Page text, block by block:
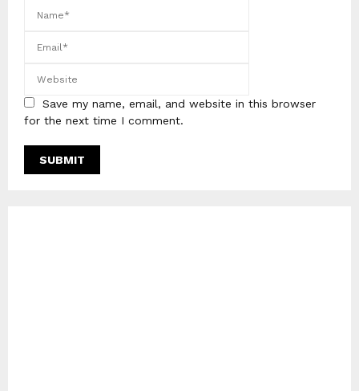
Save my name, email, and website in this browser
for the next time I comment.